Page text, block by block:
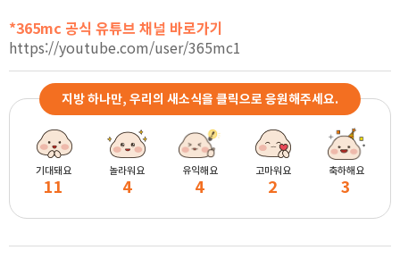
*365mc 공식 유튜브 채널 바로가기
https://youtube.com/user/365mc1
지방 하나만, 우리의 새소식을 클릭으로 응원해주세요.
기대돼요
11
놀라워요
4
유익해요
4
고마워요
2
축하해요
3